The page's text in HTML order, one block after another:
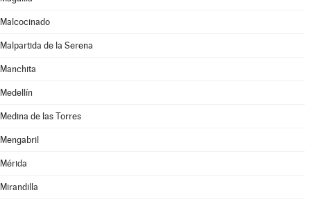
Malcocinado
Malpartida de la Serena
Manchita
Medellín
Medina de las Torres
Mengabril
Mérida
Mirandilla